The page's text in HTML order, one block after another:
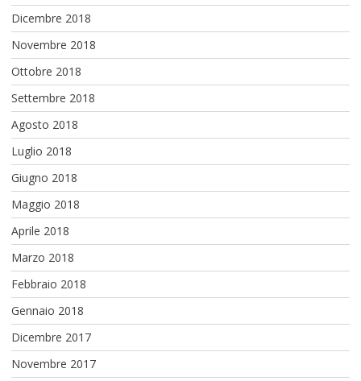
Dicembre 2018
Novembre 2018
Ottobre 2018
Settembre 2018
Agosto 2018
Luglio 2018
Giugno 2018
Maggio 2018
Aprile 2018
Marzo 2018
Febbraio 2018
Gennaio 2018
Dicembre 2017
Novembre 2017